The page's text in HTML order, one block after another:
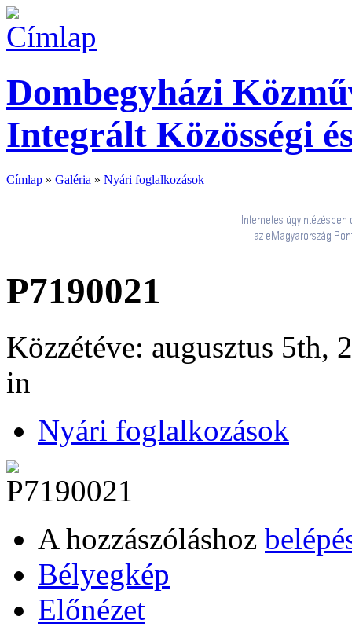
Dombegyházi
Integrált Közösségi
Címlap » Galéria » Nyári foglalkozások
P7190021
Közzétéve: augusztus 5th,
in
Nyári foglalkozások
A hozzászóláshoz
Bélyegkép
Előnézet